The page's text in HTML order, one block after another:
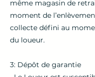
même magasin de
moment de
collecte défini au
du loueur.
3: Dépôt de garantie